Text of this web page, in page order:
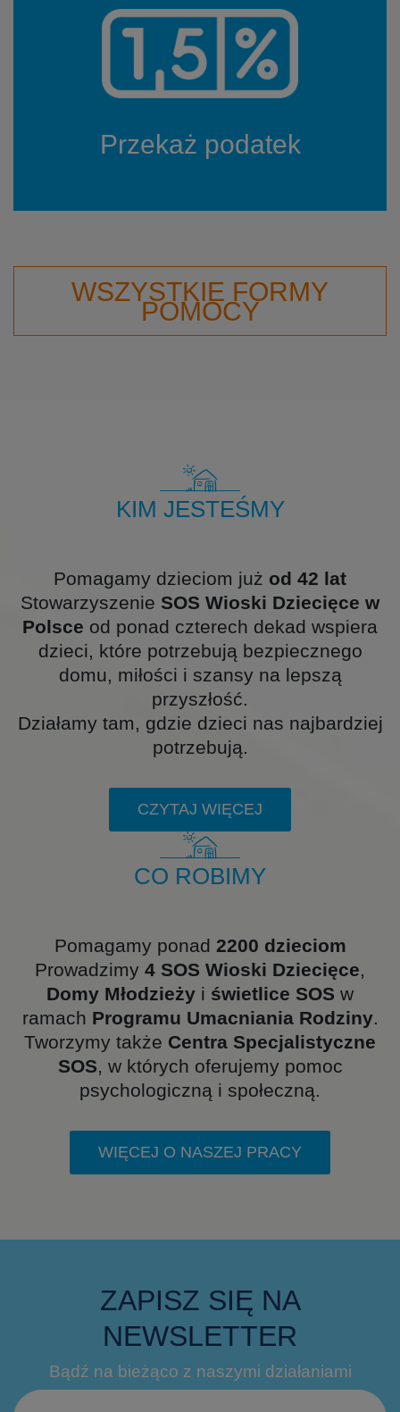
Przekaż podatek
WSZYSTKIE FORMY
POMOCY
KIM JESTEŚMY
Pomagamy dzieciom już od 42 lat
Stowarzyszenie SOS Wioski Dziecięce w
Polsce od ponad czterech dekad wspiera
dzieci, które potrzebują bezpiecznego
domu, miłości i szansy na lepszą
przyszłość.
Działamy tam, gdzie dzieci nas najbardziej
potrzebują.
CZYTAJ WIĘCEJ
CO ROBIMY
Pomagamy ponad 2200 dzieciom
Prowadzimy 4 SOS Wioski Dziecięce,
Domy Młodzieży i świetlice SOS w
ramach Programu Umacniania Rodziny.
Tworzymy także Centra Specjalistyczne
SOS, w których oferujemy pomoc
psychologiczną i społeczną.
WIĘCEJ O NASZEJ PRACY
ZAPISZ SIĘ NA
NEWSLETTER
Bądź na bieżąco z naszymi działaniami